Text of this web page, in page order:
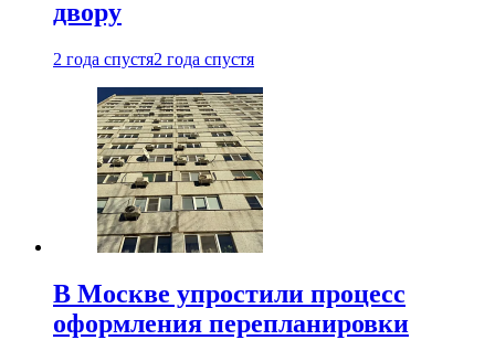
двору
2 года спустя2 года спустя
В Москве упростили процесс
оформления перепланировки